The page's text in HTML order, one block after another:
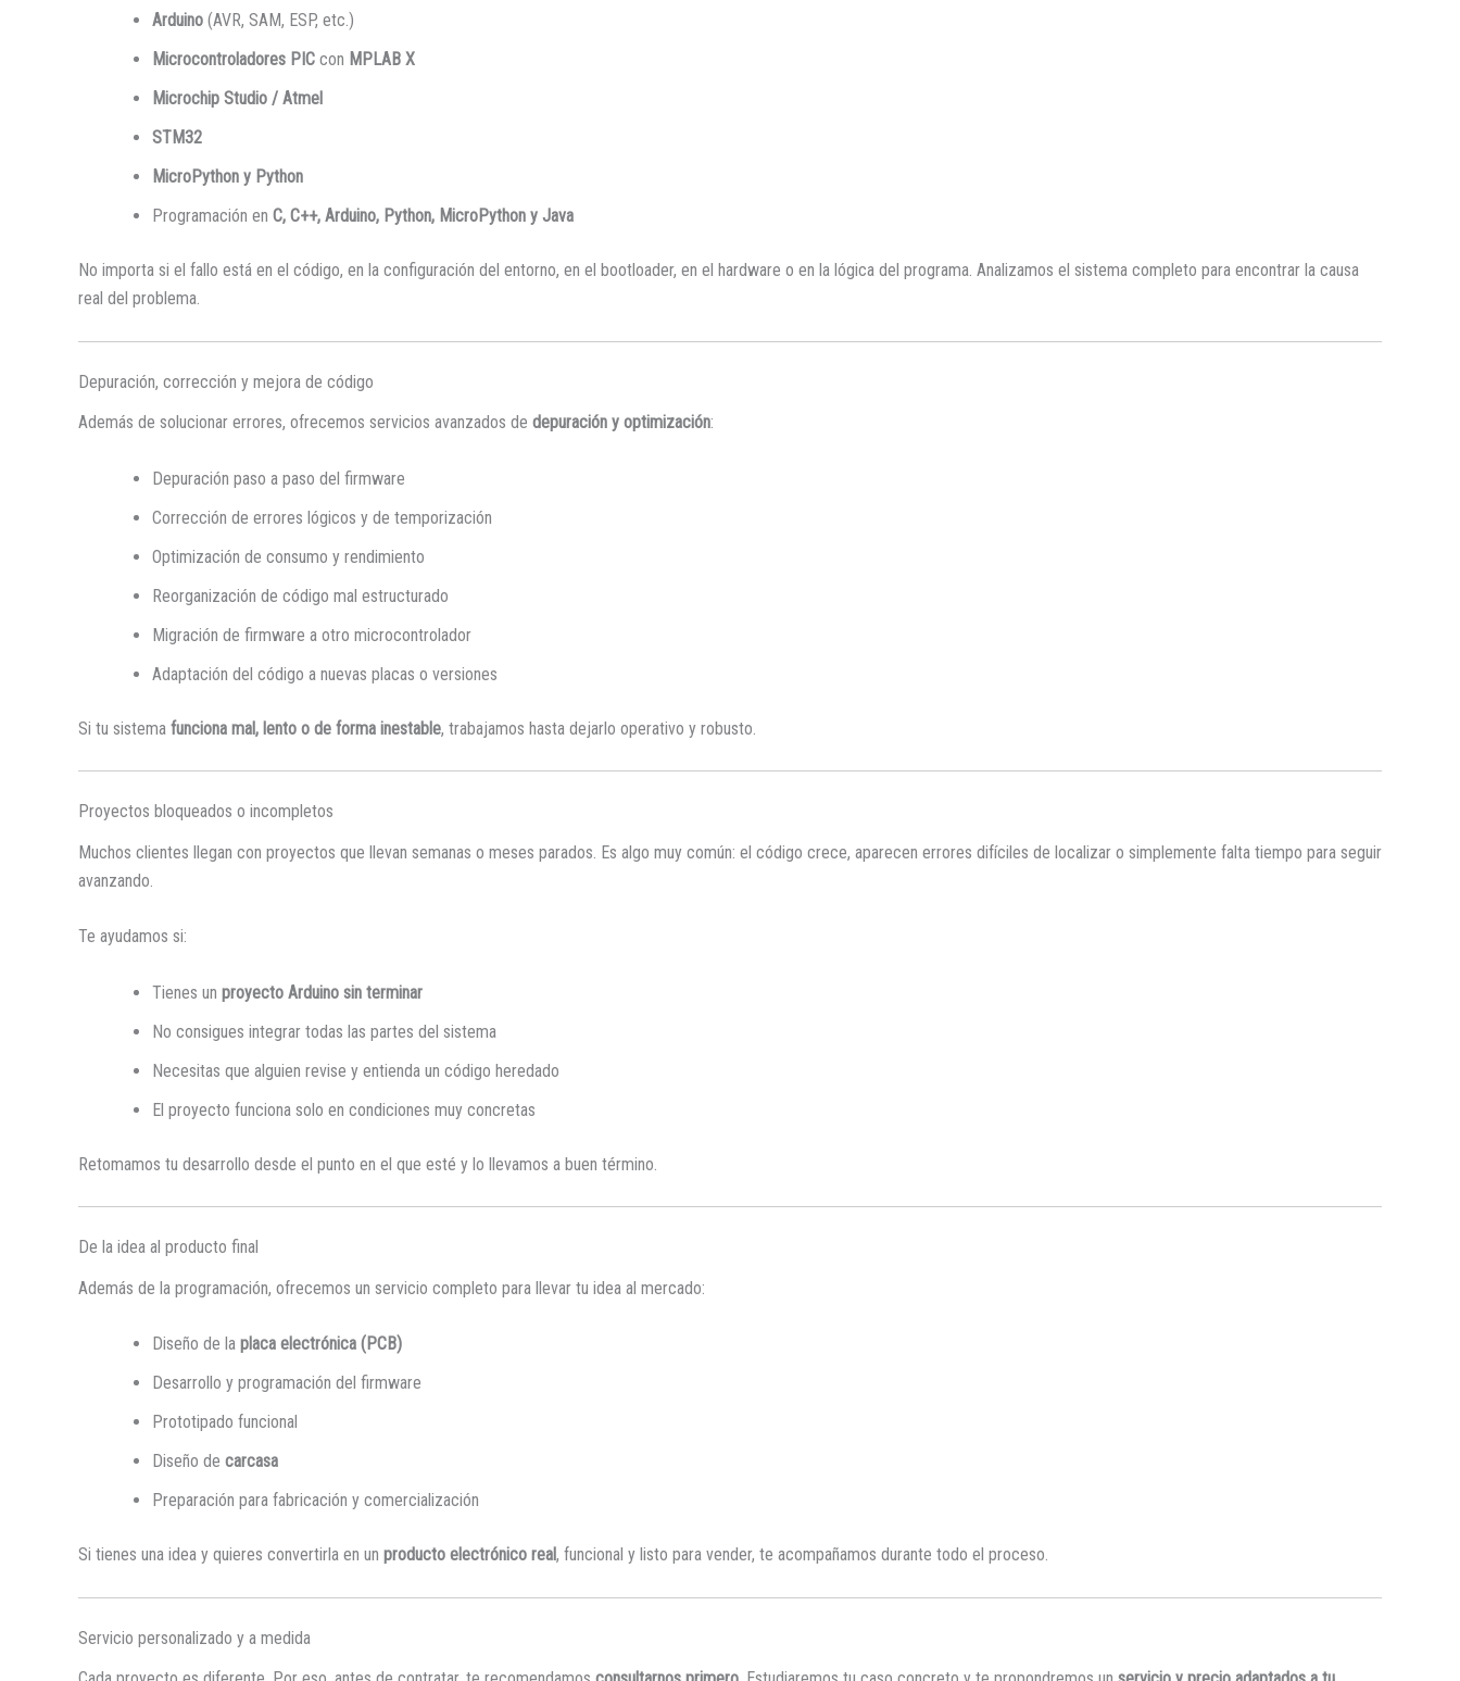
Arduino (AVR, SAM, ESP, etc.)
Microcontroladores PIC con MPLAB X
Microchip Studio / Atmel
STM32
MicroPython y Python
Programación en C, C++, Arduino, Python, MicroPython y Java
No importa si el fallo está en el código, en la configuración del entorno, en el bootloader, en el hardware o en la lógica del programa. Analizamos el sistema completo para encontrar la causa
real del problema.
Depuración, corrección y mejora de código
Además de solucionar errores, ofrecemos servicios avanzados de depuración y optimización:
Depuración paso a paso del firmware
Corrección de errores lógicos y de temporización
Optimización de consumo y rendimiento
Reorganización de código mal estructurado
Migración de firmware a otro microcontrolador
Adaptación del código a nuevas placas o versiones
Si tu sistema funciona mal, lento o de forma inestable, trabajamos hasta dejarlo operativo y robusto.
Proyectos bloqueados o incompletos
Muchos clientes llegan con proyectos que llevan semanas o meses parados. Es algo muy común: el código crece, aparecen errores difíciles de localizar o simplemente falta tiempo para seguir
avanzando.
Te ayudamos si:
Tienes un proyecto Arduino sin terminar
No consigues integrar todas las partes del sistema
Necesitas que alguien revise y entienda un código heredado
El proyecto funciona solo en condiciones muy concretas
Retomamos tu desarrollo desde el punto en el que esté y lo llevamos a buen término.
De la idea al producto final
Además de la programación, ofrecemos un servicio completo para llevar tu idea al mercado:
Diseño de la placa electrónica (PCB)
Desarrollo y programación del firmware
Prototipado funcional
Diseño de carcasa
Preparación para fabricación y comercialización
Si tienes una idea y quieres convertirla en un producto electrónico real, funcional y listo para vender, te acompañamos durante todo el proceso.
Servicio personalizado y a medida